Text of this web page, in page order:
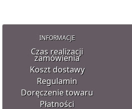
INFORMACJE
Czas realizacji
zamówienia
Koszt dostawy
Regulamin
Doręczenie towaru
Płatności